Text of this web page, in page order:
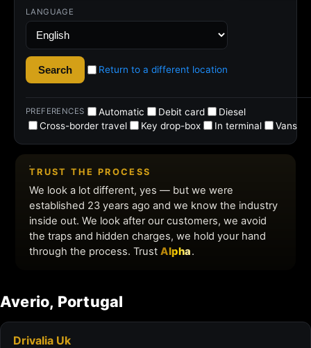
Averio, Portugal
Drivalia Uk